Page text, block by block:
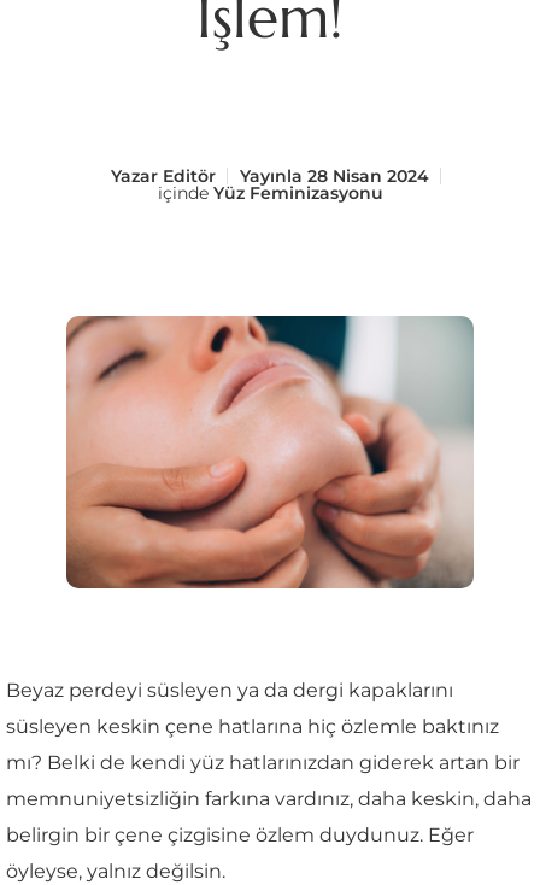
İşlem!
Yazar Editör Yayınla 28 Nisan 2024
içinde Yüz Feminizasyonu
Beyaz perdeyi süsleyen ya da dergi kapaklarını
süsleyen keskin çene hatlarına hiç özlemle baktınız
mı? Belki de kendi yüz hatlarınızdan giderek artan bir
memnuniyetsizliğin farkına vardınız, daha keskin, daha
belirgin bir çene çizgisine özlem duydunuz. Eğer
öyleyse, yalnız değilsin.